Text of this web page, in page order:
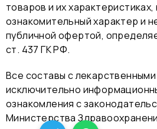
товаров и их характеристиках,
ознакомительный характер и
публичной офертой,
ст. 437 ГК РФ.
Все составы с
исключительно
ознакомления с
Министерства